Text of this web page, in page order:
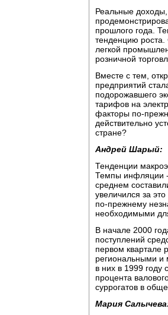
Реальные доходы,
прошлого года.
тенденцию
легкой
розничной
Вместе с тем,
предприятий
подорожавшего
тарифов на
факторы по-
действительно
стране?
Андрей Шарый:
Тенденции
Темпы инфляции
среднем
увеличился за
по-прежнему
необходимыми
В начале 2000
поступлений
первом квартале
региональными и
в них в 1999 году
процента
суррогатов в
Мария